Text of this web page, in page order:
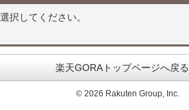
択してください。
楽天GORAトップページへ戻る
© 2026 Rakuten Group, Inc.